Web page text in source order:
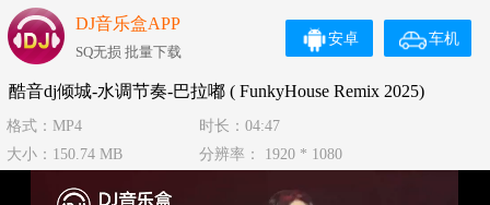
DJ音乐盒APP
SQ无损 批量下载
车机
安卓
酷音dj倾城-水调节奏-巴拉嘟 ( FunkyHouse Remix 2025)
格式：MP4
时长：04:47
大小：150.74 MB
分辨率： 1920 * 1080